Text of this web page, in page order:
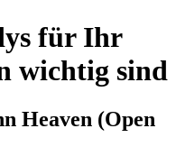
für Ihr
wichtig sind
Heaven (Open